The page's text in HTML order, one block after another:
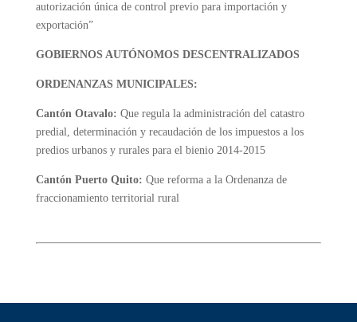
autorización única de control previo para importación y
exportación”
GOBIERNOS AUTÓNOMOS DESCENTRALIZADOS
ORDENANZAS MUNICIPALES:
Cantón Otavalo: Que regula la administración del catastro
predial, determinación y recaudación de los impuestos a los
predios urbanos y rurales para el bienio 2014-2015
Cantón Puerto Quito: Que reforma a la Ordenanza de
fraccionamiento territorial rural